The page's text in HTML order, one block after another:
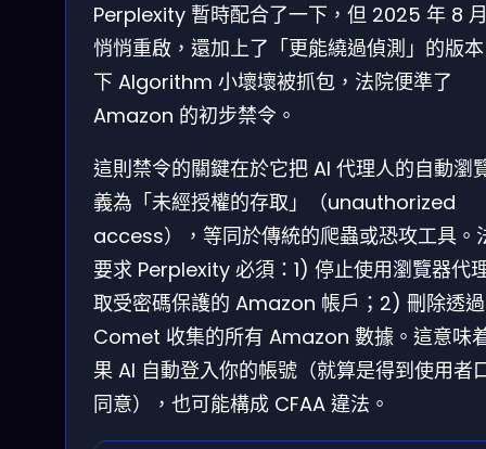
Perplexity 暫時配合了一下，但 2025 年 8
悄悄重啟，還加上了「更能繞過偵測」的版
下 Algorithm 小壞壞被抓包，法院便準了
Amazon 的初步禁令。
這則禁令的關鍵在於它把 AI 代理人的自動瀏
義為「未經授權的存取」（unauthorized
access），等同於傳統的爬蟲或恐攻工具。
要求 Perplexity 必須：1) 停止使用瀏覽器代
取受密碼保護的 Amazon 帳戶；2) 刪除透過
Comet 收集的所有 Amazon 數據。這意味
果 AI 自動登入你的帳號（就算是得到使用者
同意），也可能構成 CFAA 違法。